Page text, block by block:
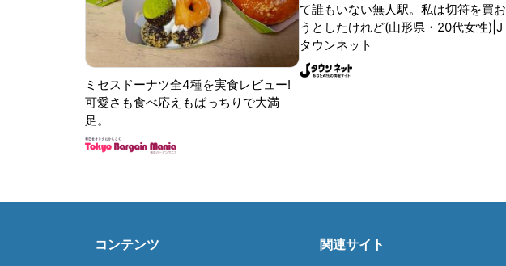
ミセスドーナツ全4種を実食レビュー!
可愛さも食べ応えもばっちりで大満
足。
て誰もいない無人駅。私は切符を買お
うとしたけれど(山形県・20代女性)|J
タウンネット
コンテンツ 関連サイト